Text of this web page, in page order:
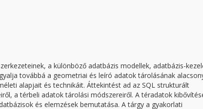
a különböző adatbázis modellek, adatbázis-
továbbá a geometriai és leíró adatok tárolásának
alapjait és technikáit. Áttekintést ad az SQL strukturált
a térbeli adatok tárolási módszereiről. A téradatok
és elemzések bemutatása. A tárgy a gyakorlati